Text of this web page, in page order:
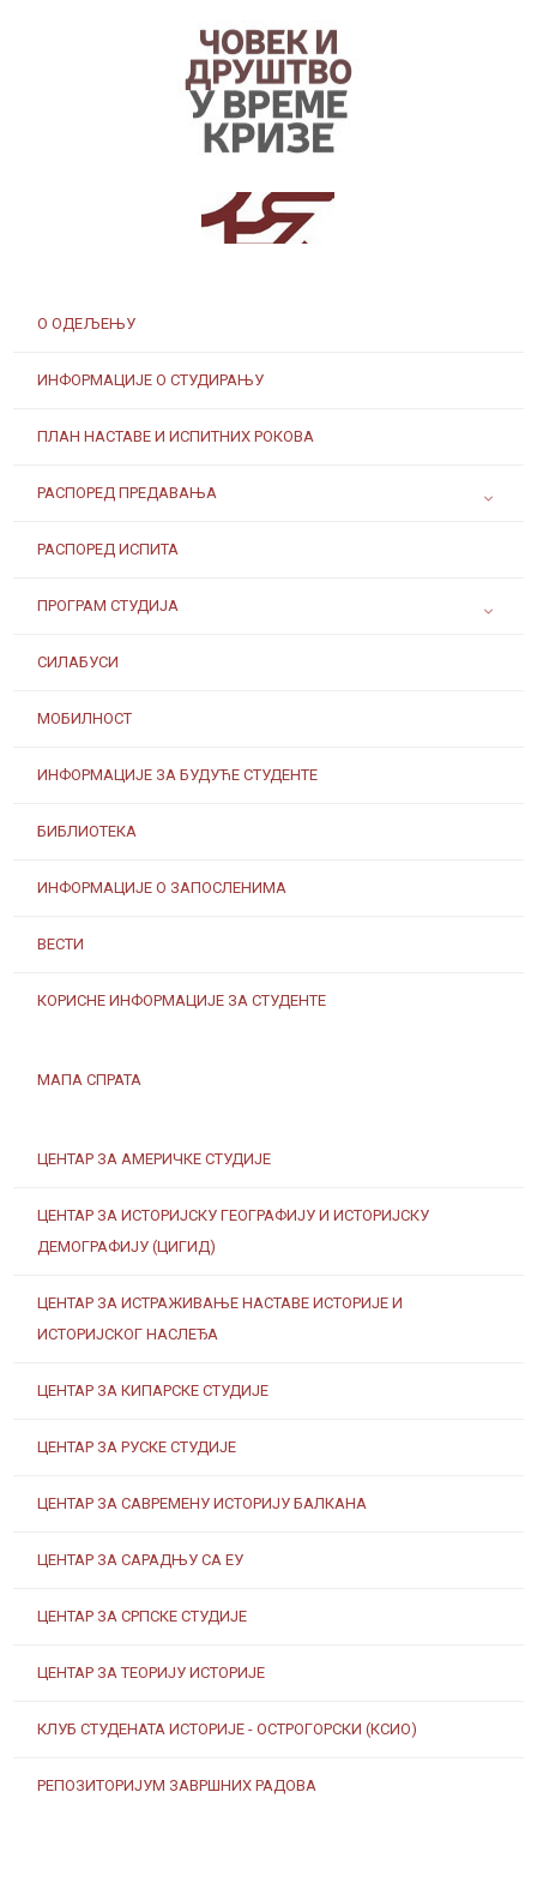
О ОДЕЉЕЊУ
ИНФОРМАЦИЈЕ О СТУДИРАЊУ
ПЛАН НАСТАВЕ И ИСПИТНИХ РОКОВА
РАСПОРЕД ПРЕДАВАЊА
РАСПОРЕД ИСПИТА
ПРОГРАМ СТУДИЈА
СИЛАБУСИ
МОБИЛНОСТ
ИНФОРМАЦИЈЕ ЗА БУДУЋЕ СТУДЕНТЕ
БИБЛИОТЕКА
ИНФОРМАЦИЈЕ О ЗАПОСЛЕНИМА
ВЕСТИ
КОРИСНЕ ИНФОРМАЦИЈЕ ЗА СТУДЕНТЕ
МАПА СПРАТА
ЦЕНТАР ЗА АМЕРИЧКЕ СТУДИЈЕ
ЦЕНТАР ЗА ИСТОРИЈСКУ ГЕОГРАФИЈУ И ИСТОРИЈСКУ
ДЕМОГРАФИЈУ (ЦИГИД)
ЦЕНТАР ЗА ИСТРАЖИВАЊЕ НАСТАВЕ ИСТОРИЈЕ И
ИСТОРИЈСКОГ НАСЛЕЂА
ЦЕНТАР ЗА КИПАРСКЕ СТУДИЈЕ
ЦЕНТАР ЗА РУСКЕ СТУДИЈЕ
ЦЕНТАР ЗА САВРЕМЕНУ ИСТОРИЈУ БАЛКАНА
ЦЕНТАР ЗА САРАДЊУ СА ЕУ
ЦЕНТАР ЗА СРПСКЕ СТУДИЈЕ
ЦЕНТАР ЗА ТЕОРИЈУ ИСТОРИЈЕ
КЛУБ СТУДЕНАТА ИСТОРИЈЕ - ОСТРОГОРСКИ (КСИО)
РЕПОЗИТОРИЈУМ ЗАВРШНИХ РАДОВА
Заштита од сексуалног узнемиравања и уцењивања